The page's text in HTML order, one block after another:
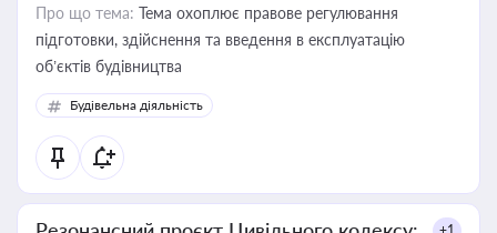
Про що тема: Тема охоплює правове регулювання
підготовки, здійснення та введення в експлуатацію
об’єктів будівництва
Будівельна діяльність